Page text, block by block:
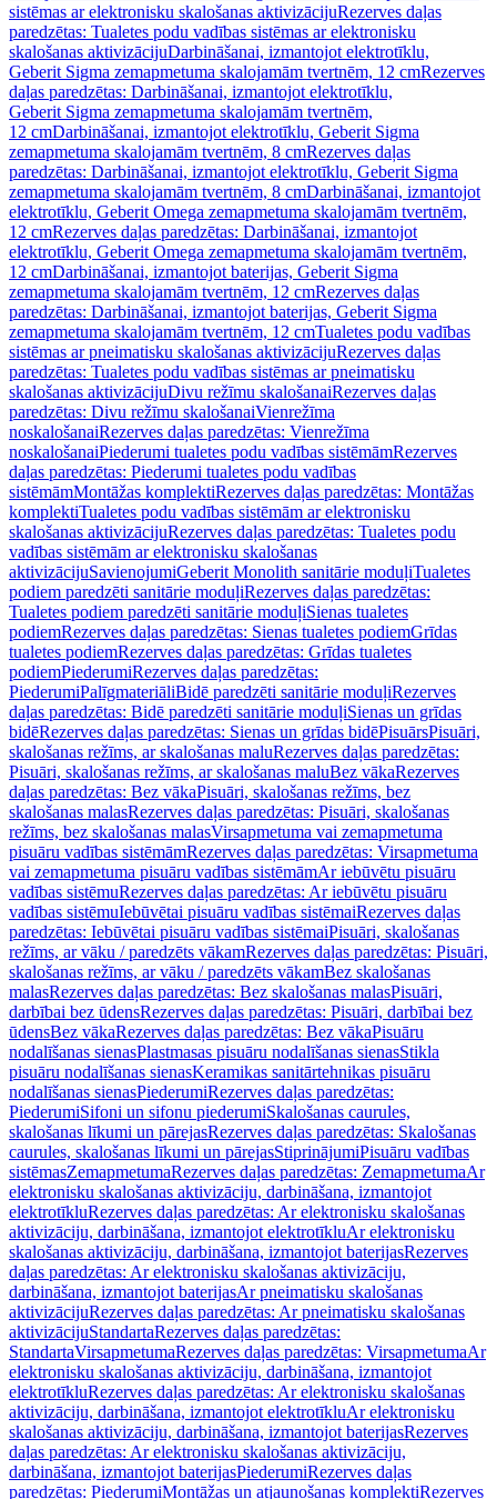
sistēmas ar elektronisku skalošanas aktivizācijuRezerves daļas
paredzētas: Tualetes podu vadības sistēmas ar elektronisku
skalošanas aktivizācijuDarbināšanai, izmantojot elektrotīklu,
Geberit Sigma zemapmetuma skalojamām tvertnēm, 12 cmRezerves
daļas paredzētas: Darbināšanai, izmantojot elektrotīklu,
Geberit Sigma zemapmetuma skalojamām tvertnēm,
12 cmDarbināšanai, izmantojot elektrotīklu, Geberit Sigma
zemapmetuma skalojamām tvertnēm, 8 cmRezerves daļas
paredzētas: Darbināšanai, izmantojot elektrotīklu, Geberit Sigma
zemapmetuma skalojamām tvertnēm, 8 cmDarbināšanai, izmantojot
elektrotīklu, Geberit Omega zemapmetuma skalojamām tvertnēm,
12 cmRezerves daļas paredzētas: Darbināšanai, izmantojot
elektrotīklu, Geberit Omega zemapmetuma skalojamām tvertnēm,
12 cmDarbināšanai, izmantojot baterijas, Geberit Sigma
zemapmetuma skalojamām tvertnēm, 12 cmRezerves daļas
paredzētas: Darbināšanai, izmantojot baterijas, Geberit Sigma
zemapmetuma skalojamām tvertnēm, 12 cmTualetes podu vadības
sistēmas ar pneimatisku skalošanas aktivizācijuRezerves daļas
paredzētas: Tualetes podu vadības sistēmas ar pneimatisku
skalošanas aktivizācijuDivu režīmu skalošanaiRezerves daļas
paredzētas: Divu režīmu skalošanaiVienrežīma
noskalošanaiRezerves daļas paredzētas: Vienrežīma
noskalošanaiPiederumi tualetes podu vadības sistēmāmRezerves
daļas paredzētas: Piederumi tualetes podu vadības
sistēmāmMontāžas komplektiRezerves daļas paredzētas: Montāžas
komplektiTualetes podu vadības sistēmām ar elektronisku
skalošanas aktivizācijuRezerves daļas paredzētas: Tualetes podu
vadības sistēmām ar elektronisku skalošanas
aktivizācijuSavienojumiGeberit Monolith sanitārie moduļiTualetes
podiem paredzēti sanitārie moduļiRezerves daļas paredzētas:
Tualetes podiem paredzēti sanitārie moduļiSienas tualetes
podiemRezerves daļas paredzētas: Sienas tualetes podiemGrīdas
tualetes podiemRezerves daļas paredzētas: Grīdas tualetes
podiemPiederumiRezerves daļas paredzētas:
PiederumiPalīgmateriāliBidē paredzēti sanitārie moduļiRezerves
daļas paredzētas: Bidē paredzēti sanitārie moduļiSienas un grīdas
bidēRezerves daļas paredzētas: Sienas un grīdas bidēPisuārsPisuāri,
skalošanas režīms, ar skalošanas maluRezerves daļas paredzētas:
Pisuāri, skalošanas režīms, ar skalošanas maluBez vākaRezerves
daļas paredzētas: Bez vākaPisuāri, skalošanas režīms, bez
skalošanas malasRezerves daļas paredzētas: Pisuāri, skalošanas
režīms, bez skalošanas malasVirsapmetuma vai zemapmetuma
pisuāru vadības sistēmāmRezerves daļas paredzētas: Virsapmetuma
vai zemapmetuma pisuāru vadības sistēmāmAr iebūvētu pisuāru
vadības sistēmuRezerves daļas paredzētas: Ar iebūvētu pisuāru
vadības sistēmuIebūvētai pisuāru vadības sistēmaiRezerves daļas
paredzētas: Iebūvētai pisuāru vadības sistēmaiPisuāri, skalošanas
režīms, ar vāku / paredzēts vākamRezerves daļas paredzētas: Pisuāri,
skalošanas režīms, ar vāku / paredzēts vākamBez skalošanas
malasRezerves daļas paredzētas: Bez skalošanas malasPisuāri,
darbībai bez ūdensRezerves daļas paredzētas: Pisuāri, darbībai bez
ūdensBez vākaRezerves daļas paredzētas: Bez vākaPisuāru
nodalīšanas sienasPlastmasas pisuāru nodalīšanas sienasStikla
pisuāru nodalīšanas sienasKeramikas sanitārtehnikas pisuāru
nodalīšanas sienasPiederumiRezerves daļas paredzētas:
PiederumiSifoni un sifonu piederumiSkalošanas caurules,
skalošanas līkumi un pārejasRezerves daļas paredzētas: Skalošanas
caurules, skalošanas līkumi un pārejasStiprinājumiPisuāru vadības
sistēmasZemapmetumaRezerves daļas paredzētas: ZemapmetumaAr
elektronisku skalošanas aktivizāciju, darbināšana, izmantojot
elektrotīkluRezerves daļas paredzētas: Ar elektronisku skalošanas
aktivizāciju, darbināšana, izmantojot elektrotīkluAr elektronisku
skalošanas aktivizāciju, darbināšana, izmantojot baterijasRezerves
daļas paredzētas: Ar elektronisku skalošanas aktivizāciju,
darbināšana, izmantojot baterijasAr pneimatisku skalošanas
aktivizācijuRezerves daļas paredzētas: Ar pneimatisku skalošanas
aktivizācijuStandartaRezerves daļas paredzētas:
StandartaVirsapmetumaRezerves daļas paredzētas: VirsapmetumaAr
elektronisku skalošanas aktivizāciju, darbināšana, izmantojot
elektrotīkluRezerves daļas paredzētas: Ar elektronisku skalošanas
aktivizāciju, darbināšana, izmantojot elektrotīkluAr elektronisku
skalošanas aktivizāciju, darbināšana, izmantojot baterijasRezerves
daļas paredzētas: Ar elektronisku skalošanas aktivizāciju,
darbināšana, izmantojot baterijasPiederumiRezerves daļas
paredzētas: PiederumiMontāžas un atjaunošanas komplektiRezerves